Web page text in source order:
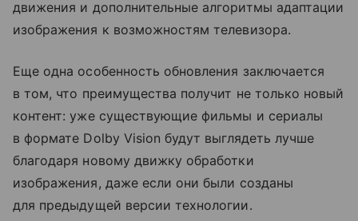
движения и дополнительные алгоритмы адаптации
изображения к возможностям телевизора.
Еще одна особенность обновления заключается
в том, что преимущества получит не только новый
контент: уже существующие фильмы и сериалы
в формате Dolby Vision будут выглядеть лучше
благодаря новому движку обработки
изображения, даже если они были созданы
для предыдущей версии технологии.